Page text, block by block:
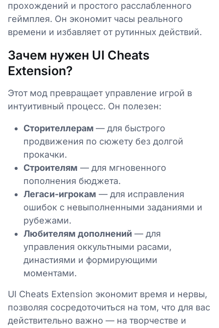
прохождений и простого расслабленного
геймплея. Он экономит часы реального
времени и избавляет от рутинных действий.
Зачем нужен UI Cheats
Extension?
Этот мод превращает управление игрой в
интуитивный процесс. Он полезен:
Сторителлерам — для быстрого
продвижения по сюжету без долгой
прокачки.
Строителям — для мгновенного
пополнения бюджета.
Легаси-игрокам — для исправления
ошибок с невыполненными заданиями и
рубежами.
Любителям дополнений — для
управления оккультными расами,
династиями и формирующими
моментами.
UI Cheats Extension экономит время и нервы,
позволяя сосредоточиться на том, что для вас
действительно важно — на творчестве и